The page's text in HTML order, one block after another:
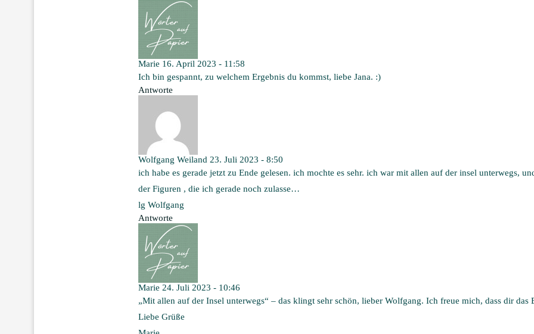
Marie 16. April 2023 - 11:58
Ich bin gespannt, zu welchem Ergebnis du kommst, liebe Jana. :)
Antworte
Wolfgang Weiland 23. Juli 2023 - 8:50
ich habe es gerade jetzt zu Ende gelesen. ich mochte es sehr. ich war mit allen auf der insel unterwegs,
der Figuren , die ich gerade noch zulasse…
lg Wolfgang
Antworte
Marie 24. Juli 2023 - 10:46
„Mit allen auf der Insel unterwegs“ – das klingt sehr schön, lieber Wolfgang. Ich freue mich, dass dir das
Liebe Grüße